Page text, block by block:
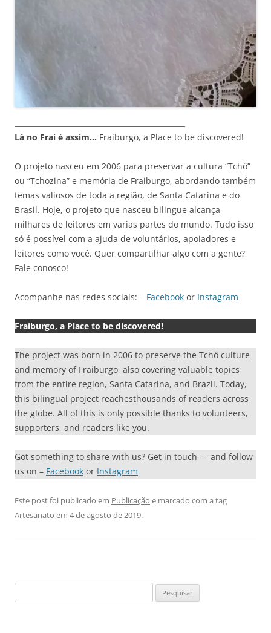
Lá no Frai é assim… Fraiburgo, a Place to be discovered!
O projeto nasceu em 2006 para preservar a cultura “Tchô”
ou “Tchozina” e memória de Fraiburgo, abordando também
temas valiosos de toda a região, de Santa Catarina e do
Brasil. Hoje, o projeto que nasceu bilingue alcança
milhares de leitores em varias partes do mundo. Tudo isso
só é possível com a ajuda de voluntários, apoiadores e
leitores como você. Quer compartilhar algo com a gente?
Fale conosco!
Acompanhe nas redes sociais: – Facebook or Instagram
Fraiburgo, a Place to be discovered!
The project was born in 2006 to preserve the Tchô culture
and memory of Fraiburgo, also covering valuable topics
from the entire region, Santa Catarina, and Brazil. Today,
this bilingual project reachesthousands of readers across
the globe. All of this is only possible thanks to volunteers,
supporters, and readers like you.
Got something to share with us? Get in touch — and follow
us on – Facebook or Instagram
Este post foi publicado em Publicação e marcado com a tag
Artesanato em 4 de agosto de 2019.
por: